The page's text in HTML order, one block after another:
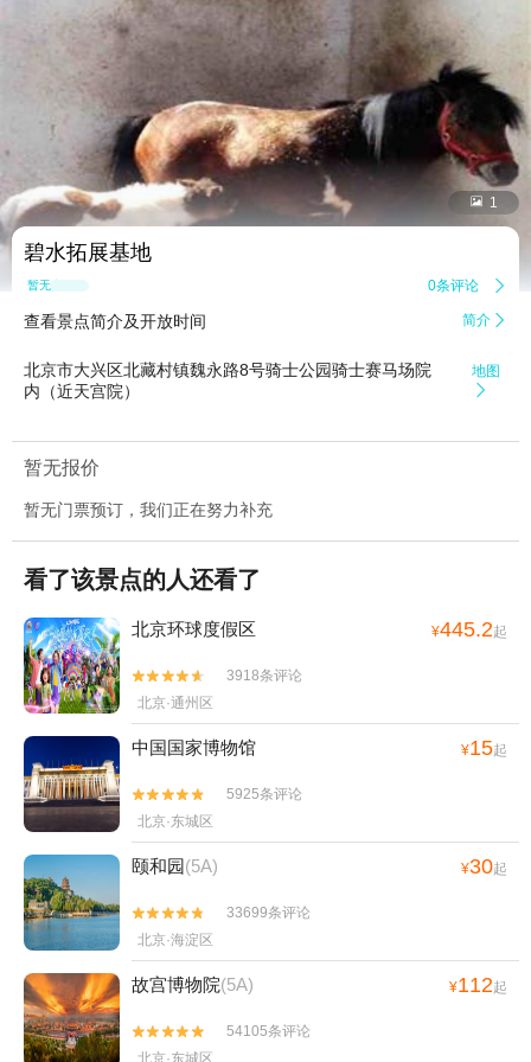
 1
碧水拓展基地
暂无点评 0条评论 
查看景点简介及开放时间 简介 
北京市大兴区北藏村镇魏永路8号骑士公园骑士赛马场院
内（近天宫院）
地图

暂无报价
暂无门票预订，我们正在努力补充
看了该景点的人还看了
北京环球度假区 ¥445.2起


3918条评论
北京·通州区
中国国家博物馆 ¥15起


5925条评论
北京·东城区
颐和园(5A) ¥30起


33699条评论
北京·海淀区
故宫博物院(5A) ¥112起


54105条评论